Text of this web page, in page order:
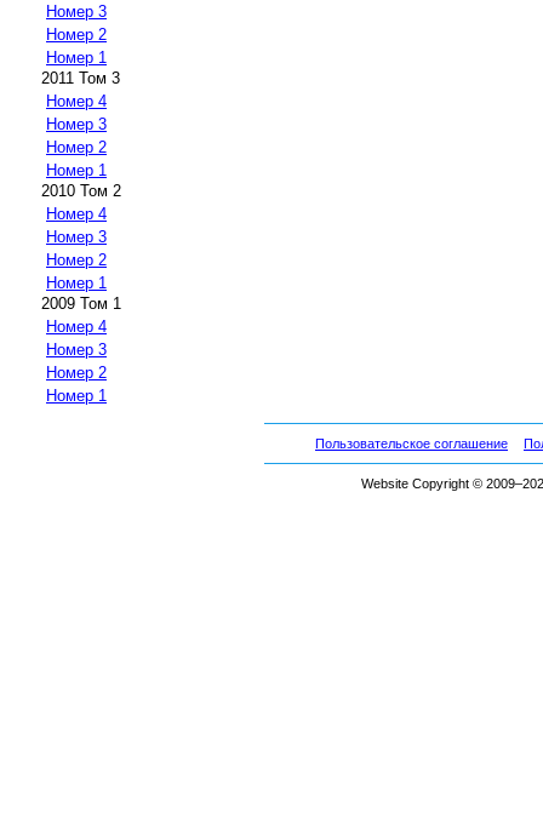
Номер 3
Номер 2
Номер 1
2011 Том 3
Номер 4
Номер 3
Номер 2
Номер 1
2010 Том 2
Номер 4
Номер 3
Номер 2
Номер 1
2009 Том 1
Номер 4
Номер 3
Номер 2
Номер 1
Пользовательское соглашение
Website Copyright ©